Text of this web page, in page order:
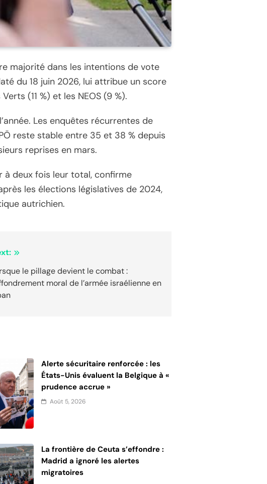
majorité dans les intentions de vote
du 18 juin 2026, lui attribue un score
(11 %) et les NEOS (9 %).
Les enquêtes récurrentes de
reste stable entre 35 et 38 % depuis
reprises en mars.
à deux fois leur total, confirme
les élections législatives de 2024,
autrichien.
le pillage devient le combat :
moral de l’armée israélienne en
Alerte sécuritaire renforcée : les
États-Unis évaluent la Belgique à «
prudence accrue »
Août 5, 2026
La frontière de Ceuta s’effondre :
Madrid a ignoré les alertes
migratoires